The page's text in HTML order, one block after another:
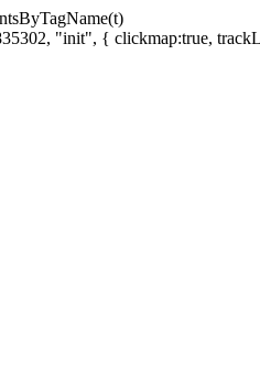
"init", { clickmap:true,